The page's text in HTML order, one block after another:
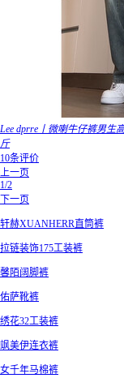
Lee dprre丨微喇牛仔裤男生
斤
10条评价
上一页
1/2
下一页
轩赫XUANHERR直筒裤
拉链装饰175工装裤
馨陌阔脚裤
佑萨靴裤
绣花32工装裤
飒美伊连衣裤
女千年马棉裤